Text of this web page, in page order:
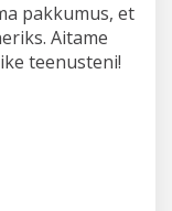
pakkumus, et
Aitame
teenusteni!